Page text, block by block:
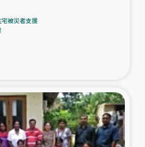
経済自立支援事業
区における羊の畜産支援
の公園の緑化を通じた支援事業
被災者支援